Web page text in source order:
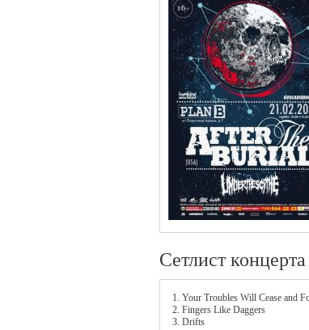
Сетлист
1. Your Troubles Will Cease and
2. Fingers Like Daggers
3. Drifts